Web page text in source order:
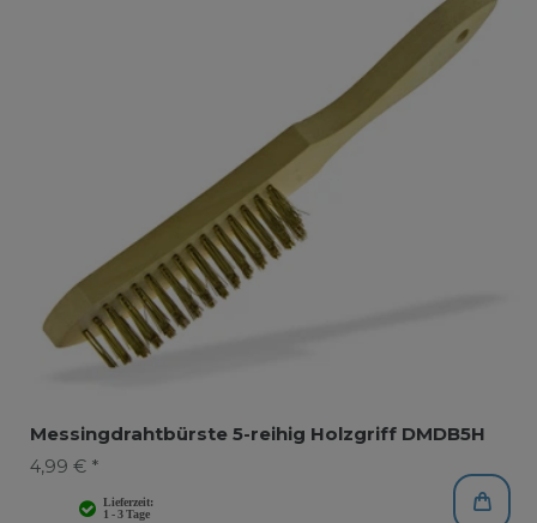
Messingdrahtbürste 5-reihig Holzgriff DMDB5H
4,99 € *